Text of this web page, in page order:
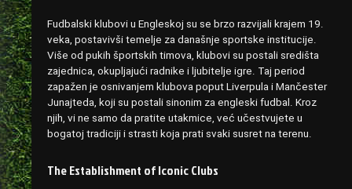
Fudbalski klubovi u Engleskoj su se brzo razvijali krajem 19.
veka, postavivši temelje za današnje sportske institucije.
Više od pukih športskih timova, klubovi su postali središta
zajednica, okupljajući radnike i ljubitelje igre. Taj period
zapažen je osnivanjem klubova poput Liverpula i Mančester
Junajteda, koji su postali sinonim za engleski fudbal. Kroz
njih, vi ne samo da pratite utakmice, već učestvujete u
bogatoj tradiciji i strasti koja prati svaki susret na terenu.
The Establishment of Iconic Clubs